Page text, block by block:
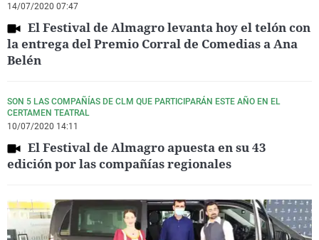
14/07/2020 07:47
El Festival de Almagro levanta hoy el telón con
la entrega del Premio Corral de Comedias a Ana
Belén
SON 5 LAS COMPAÑÍAS DE CLM QUE PARTICIPARÁN ESTE AÑO EN EL
CERTAMEN TEATRAL
10/07/2020 14:11
El Festival de Almagro apuesta en su 43
edición por las compañías regionales